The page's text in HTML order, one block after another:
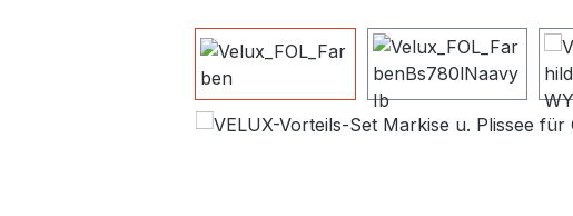
Bildergalerie überspringen